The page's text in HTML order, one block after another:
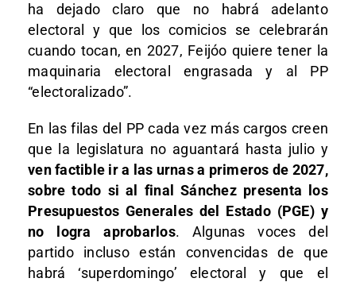
ha dejado claro que no habrá adelanto
electoral y que los comicios se celebrarán
cuando tocan, en 2027, Feijóo quiere tener la
maquinaria electoral engrasada y al PP
“electoralizado”.
En las filas del PP cada vez más cargos creen
que la legislatura no aguantará hasta julio y
ven factible ir a las urnas a primeros de 2027,
sobre todo si al final Sánchez presenta los
Presupuestos Generales del Estado (PGE) y
no logra aprobarlos. Algunas voces del
partido incluso están convencidas de que
habrá ‘superdomingo’ electoral y que el